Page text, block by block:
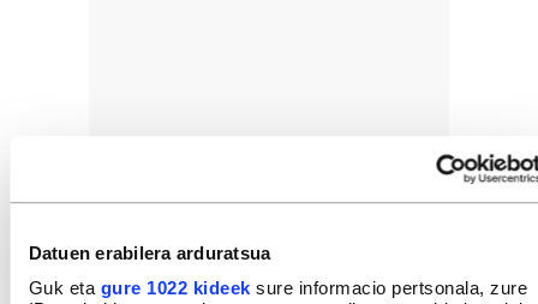
Datuen erabilera arduratsua
Guk eta gure 1022 kideek sure informacio pertsonala, zure